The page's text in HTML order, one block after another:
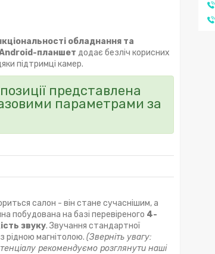
обладнання та
планшет додає безліч корисних
підтримці камер.
представлена
параметрами за
салон - він стане сучаснішим, а
побудована на базі перевіреного 4-
звуку. Звучання стандартної
рідною магнітолою. (Зверніть увагу:
рекомендуємо розглянути наші